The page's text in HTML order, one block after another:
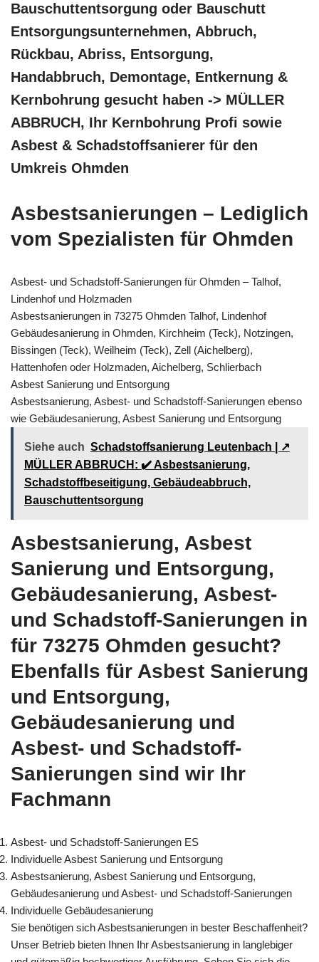
Bauschuttentsorgung oder Bauschutt
Entsorgungsunternehmen, Abbruch,
Rückbau, Abriss, Entsorgung,
Handabbruch, Demontage, Entkernung &
Kernbohrung gesucht haben -> MÜLLER
ABBRUCH, Ihr Kernbohrung Profi sowie
Asbest & Schadstoffsanierer für den
Umkreis Ohmden
Asbestsanierungen – Lediglich
vom Spezialisten für Ohmden
Asbest- und Schadstoff-Sanierungen für Ohmden – Talhof,
Lindenhof und Holzmaden
Asbestsanierungen in 73275 Ohmden Talhof, Lindenhof
Gebäudesanierung in Ohmden, Kirchheim (Teck), Notzingen,
Bissingen (Teck), Weilheim (Teck), Zell (Aichelberg),
Hattenhofen oder Holzmaden, Aichelberg, Schlierbach
Asbest Sanierung und Entsorgung
Asbestsanierung, Asbest- und Schadstoff-Sanierungen ebenso
wie Gebäudesanierung, Asbest Sanierung und Entsorgung
Siehe auch Schadstoffsanierung Leutenbach | ↗️
MÜLLER ABBRUCH: ✔️ Asbestsanierung,
Schadstoffbeseitigung, Gebäudeabbruch,
Bauschuttentsorgung
Asbestsanierung, Asbest
Sanierung und Entsorgung,
Gebäudesanierung, Asbest-
und Schadstoff-Sanierungen in
für 73275 Ohmden gesucht?
Ebenfalls für Asbest Sanierung
und Entsorgung,
Gebäudesanierung und
Asbest- und Schadstoff-
Sanierungen sind wir Ihr
Fachmann
Asbest- und Schadstoff-Sanierungen ES
Individuelle Asbest Sanierung und Entsorgung
Asbestsanierung, Asbest Sanierung und Entsorgung,
Gebäudesanierung und Asbest- und Schadstoff-Sanierungen
Individuelle Gebäudesanierung
Sie benötigen sich Asbestsanierungen in bester Beschaffenheit?
Unser Betrieb bieten Ihnen Ihr Asbestsanierung in langlebiger